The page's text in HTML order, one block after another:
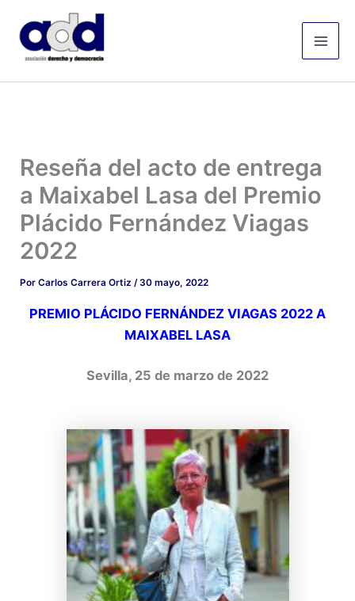
contenido
Reseña del acto de entrega
a Maixabel Lasa del Premio
Plácido Fernández Viagas
2022
PorCarlos Carrera Ortiz/30 mayo, 2022
PREMIO PLÁCIDO FERNÁNDEZ VIAGAS 2022 A
MAIXABEL LASA
Sevilla, 25 de marzo de 2022